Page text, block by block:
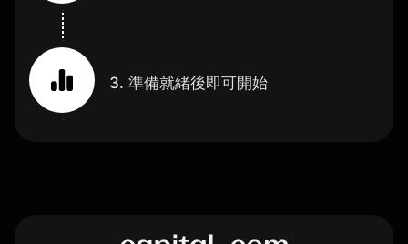
3. 準備就緒後即可開始